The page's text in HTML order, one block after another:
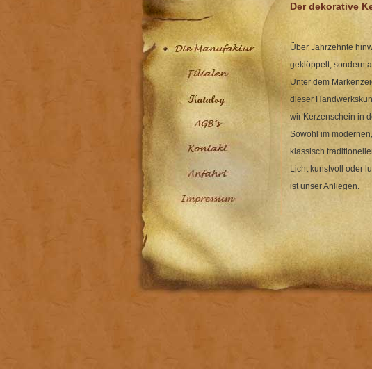
Der dekorative
Über Jahrzehnte
geklöppelt, sondern
Unter dem
dieser
wir Kerzenschein in
Sowohl im
klassisch
Licht kunstvoll oder
ist unser Anliegen.